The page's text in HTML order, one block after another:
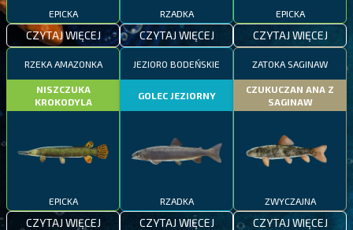
EPICKA
CZYTAJ WIĘCEJ
RZADKA
CZYTAJ WIĘCEJ
EPICKA
CZYTAJ WIĘCEJ
RZEKA AMAZONKA
NISZCZUKA
KROKODYLA
EPICKA
CZYTAJ WIĘCEJ
JEZIORO BODEŃSKIE
GOLEC JEZIORNY
RZADKA
CZYTAJ WIĘCEJ
ZATOKA SAGINAW
CZUKUCZAN ANA Z
SAGINAW
ZWYCZAJNA
CZYTAJ WIĘCEJ